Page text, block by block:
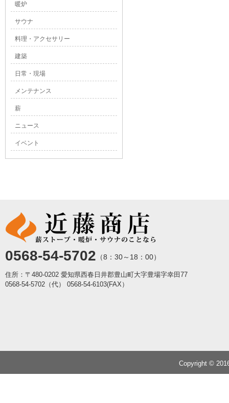
暖炉
サウナ
料理・アクセサリー
建築
日常・現場
メンテナンス
薪
ニュース
イベント
0568-54-5702 （8：30～18：00）
住所：〒480-0202 愛知県西春日井郡豊山町大字豊場字幸田77
0568-54-5702（代）
0568-54-6103(FAX）
Copyright ©